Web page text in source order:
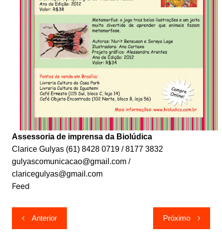
Assessoria de imprensa da Biolúdica
Clarice Gulyas (61) 8428 0719 / 8177 3832
gulyascomunicacao@gmail.com /
claricegulyas@gmail.com
Feed
Navegação
de
Anterior Próximo